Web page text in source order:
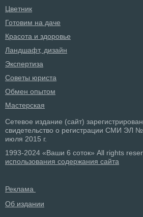
Цветник
Готовим на даче
Красота и здоровье
Ландшафт, дизайн
Экспертиза
Советы юриста
Обмен опытом
Мастерская
Сетевое издание (сайт)
свидетельство о регистрации СМИ ЭЛ
июля 2015 г.
1993-2024 «Ваши 6 соток» All rights
использования содержания сайта
Реклама
Об издании